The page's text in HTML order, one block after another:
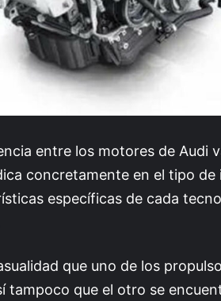
entre los motores de Audi
concretamente en el tipo
específicas de cada
que uno de los
tampoco que el otro se